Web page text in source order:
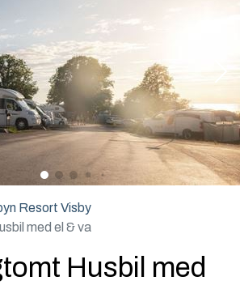
Resort Visby
med el & va
Husbil med